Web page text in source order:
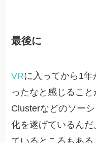
最後に
VRに入ってから1
ったなと感じるこ
Clusterなどのソー
化を遂げているん